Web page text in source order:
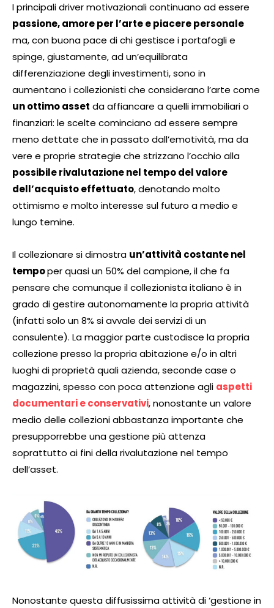
I principali driver motivazionali continuano ad essere
passione, amore per l’arte e piacere personale
ma, con buona pace di chi gestisce i portafogli e
spinge, giustamente, ad un’equilibrata
differenziazione degli investimenti, sono in
aumentano i collezionisti che considerano l’arte come
un ottimo asset da affiancare a quelli immobiliari o
finanziari: le scelte cominciano ad essere sempre
meno dettate che in passato dall’emotività, ma da
vere e proprie strategie che strizzano l’occhio alla
possibile rivalutazione nel tempo del valore
dell’acquisto effettuato, denotando molto
ottimismo e molto interesse sul futuro a medio e
lungo temine.
Il collezionare si dimostra un’attività costante nel
tempoper quasi un 50% del campione, il che fa
pensare che comunque il collezionista italiano è in
grado di gestire autonomamente la propria attività
(infatti solo un 8% si avvale dei servizi di un
consulente). La maggior parte custodisce la propria
collezione presso la propria abitazione e/o in altri
luoghi di proprietà quali azienda, seconde case o
magazzini, spesso con poca attenzione agli aspetti
documentari e conservativi, nonostante un valore
medio delle collezioni abbastanza importante che
presupporrebbe una gestione più attenza
soprattutto ai fini della rivalutazione nel tempo
dell’asset.
Nonostante questa diffusissima attività di ‘gestione in